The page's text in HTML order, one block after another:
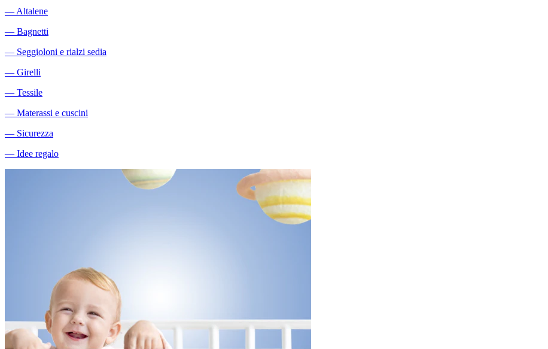
― Altalene
― Bagnetti
― Seggioloni e rialzi sedia
― Girelli
― Tessile
― Materassi e cuscini
― Sicurezza
― Idee regalo